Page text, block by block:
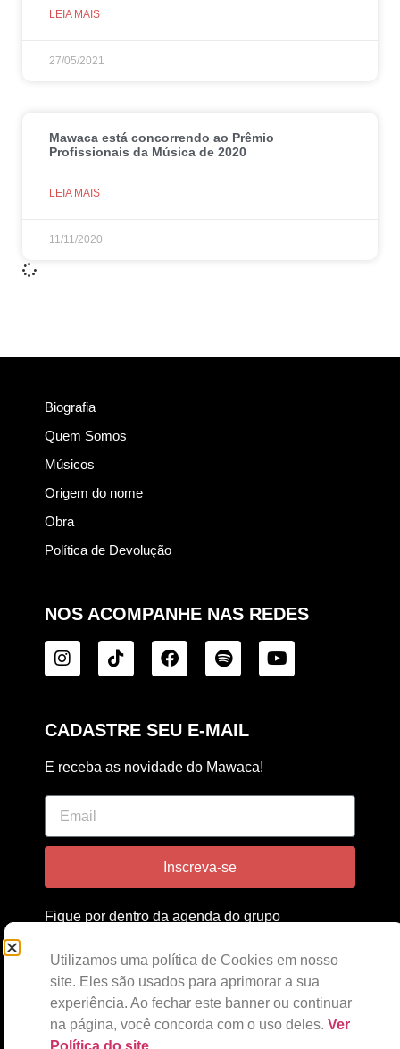
LEIA MAIS
27/05/2021
Mawaca está concorrendo ao Prêmio
Profissionais da Música de 2020
LEIA MAIS
11/11/2020
Biografia
Quem Somos
Músicos
Origem do nome
Obra
Política de Devolução
NOS ACOMPANHE NAS REDES
CADASTRE SEU E-MAIL
E receba as novidade do Mawaca!
Inscreva-se
Fique por dentro da agenda do grupo
Utilizamos uma política de Cookies em nosso
site. Eles são usados para aprimorar a sua
experiência. Ao fechar este banner ou continuar
na página, você concorda com o uso deles. Ver
Política do site